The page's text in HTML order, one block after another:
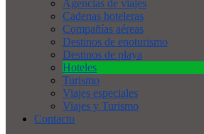
Agencias de viajes
Cadenas hoteleras
Compañías aéreas
Destinos de enoturismo
Destinos de playa
Hoteles
Turismo
Viajes especiales
Viajes y Turismo
Contacto